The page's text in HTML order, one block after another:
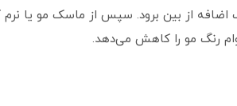
از بین برود. سپس از ماسک مو یا نرم
رنگ مو را کاهش می‌دهد.